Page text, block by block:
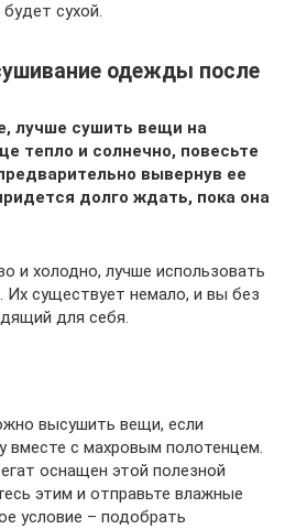
сухой.
одежды после
лучше сушить вещи на
тепло и солнечно, повесьте
вывернув ее
долго ждать, пока она
и холодно, лучше использовать
Их существует немало, и вы без
для себя.
высушить вещи, если
вместе с махровым полотенцем.
оснащен этой полезной
этим и отправьте влажные
условие – подобрать